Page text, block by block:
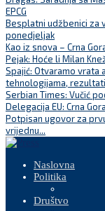
EPCG
Besplatni udžbenici za
ponedjeljak
Kao iz snova – Crna
Pejak: Hoće li Milan
Spajić: Otvaramo vrata
tehnologijama,
Serbian Times: Vučić
Delegacija EU: Crna
Potpisan ugovor za
vrijednu...
Naslovna
Politika
Društvo